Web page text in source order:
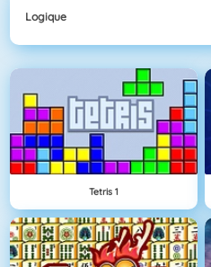
Logique
Tetris 1